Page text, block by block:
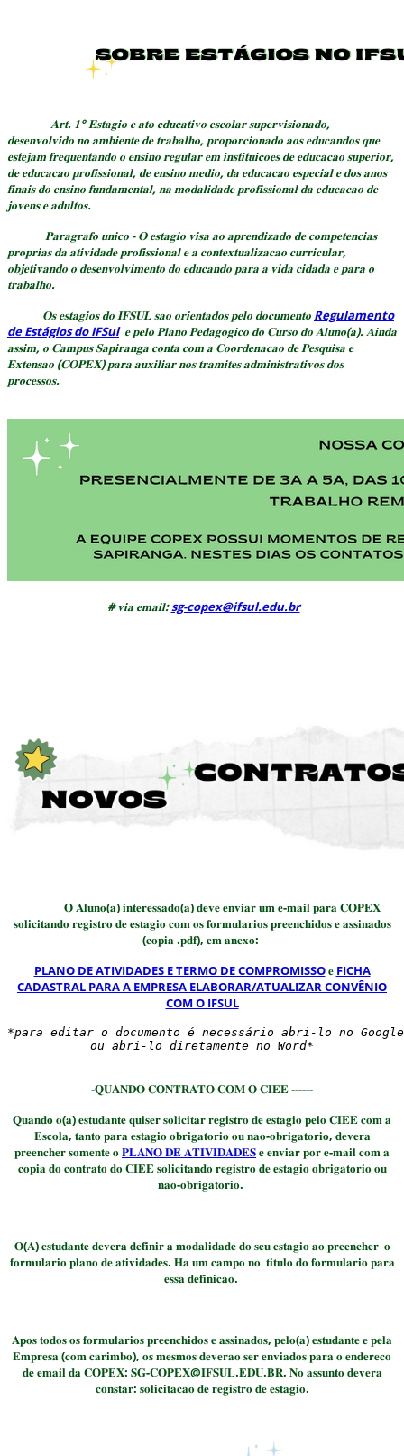
𝐀𝐫𝐭. 𝟏° 𝐄𝐬𝐭𝐚𝐠𝐢𝐨 𝐞 𝐚𝐭𝐨 𝐞𝐝𝐮𝐜𝐚𝐭𝐢𝐯𝐨 𝐞𝐬𝐜𝐨𝐥𝐚𝐫 𝐬𝐮𝐩𝐞𝐫𝐯𝐢𝐬𝐢𝐨𝐧𝐚𝐝𝐨,
𝐝𝐞𝐬𝐞𝐧𝐯𝐨𝐥𝐯𝐢𝐝𝐨 𝐧𝐨 𝐚𝐦𝐛𝐢𝐞𝐧𝐭𝐞 𝐝𝐞 𝐭𝐫𝐚𝐛𝐚𝐥𝐡𝐨, 𝐩𝐫𝐨𝐩𝐨𝐫𝐜𝐢𝐨𝐧𝐚𝐝𝐨 𝐚𝐨𝐬 𝐞𝐝𝐮𝐜𝐚𝐧𝐝𝐨𝐬 𝐪𝐮𝐞
𝐞𝐬𝐭𝐞𝐣𝐚𝐦 𝐟𝐫𝐞𝐪𝐮𝐞𝐧𝐭𝐚𝐧𝐝𝐨 𝐨 𝐞𝐧𝐬𝐢𝐧𝐨 𝐫𝐞𝐠𝐮𝐥𝐚𝐫 𝐞𝐦 𝐢𝐧𝐬𝐭𝐢𝐭𝐮𝐢𝐜𝐨𝐞𝐬 𝐝𝐞 𝐞𝐝𝐮𝐜𝐚𝐜𝐚𝐨 𝐬𝐮𝐩𝐞𝐫𝐢𝐨𝐫,
𝐝𝐞 𝐞𝐝𝐮𝐜𝐚𝐜𝐚𝐨 𝐩𝐫𝐨𝐟𝐢𝐬𝐬𝐢𝐨𝐧𝐚𝐥, 𝐝𝐞 𝐞𝐧𝐬𝐢𝐧𝐨 𝐦𝐞𝐝𝐢𝐨, 𝐝𝐚 𝐞𝐝𝐮𝐜𝐚𝐜𝐚𝐨 𝐞𝐬𝐩𝐞𝐜𝐢𝐚𝐥 𝐞 𝐝𝐨𝐬 𝐚𝐧𝐨𝐬
𝐟𝐢𝐧𝐚𝐢𝐬 𝐝𝐨 𝐞𝐧𝐬𝐢𝐧𝐨 𝐟𝐮𝐧𝐝𝐚𝐦𝐞𝐧𝐭𝐚𝐥, 𝐧𝐚 𝐦𝐨𝐝𝐚𝐥𝐢𝐝𝐚𝐝𝐞 𝐩𝐫𝐨𝐟𝐢𝐬𝐬𝐢𝐨𝐧𝐚𝐥 𝐝𝐚 𝐞𝐝𝐮𝐜𝐚𝐜𝐚𝐨 𝐝𝐞
𝐣𝐨𝐯𝐞𝐧𝐬 𝐞 𝐚𝐝𝐮𝐥𝐭𝐨𝐬.
𝐏𝐚𝐫𝐚𝐠𝐫𝐚𝐟𝐨 𝐮𝐧𝐢𝐜𝐨 - 𝐎 𝐞𝐬𝐭𝐚𝐠𝐢𝐨 𝐯𝐢𝐬𝐚 𝐚𝐨 𝐚𝐩𝐫𝐞𝐧𝐝𝐢𝐳𝐚𝐝𝐨 𝐝𝐞 𝐜𝐨𝐦𝐩𝐞𝐭𝐞𝐧𝐜𝐢𝐚𝐬
𝐩𝐫𝐨𝐩𝐫𝐢𝐚𝐬 𝐝𝐚 𝐚𝐭𝐢𝐯𝐢𝐝𝐚𝐝𝐞 𝐩𝐫𝐨𝐟𝐢𝐬𝐬𝐢𝐨𝐧𝐚𝐥 𝐞 𝐚 𝐜𝐨𝐧𝐭𝐞𝐱𝐭𝐮𝐚𝐥𝐢𝐳𝐚𝐜𝐚𝐨 𝐜𝐮𝐫𝐫𝐢𝐜𝐮𝐥𝐚𝐫,
𝐨𝐛𝐣𝐞𝐭𝐢𝐯𝐚𝐧𝐝𝐨 𝐨 𝐝𝐞𝐬𝐞𝐧𝐯𝐨𝐥𝐯𝐢𝐦𝐞𝐧𝐭𝐨 𝐝𝐨 𝐞𝐝𝐮𝐜𝐚𝐧𝐝𝐨 𝐩𝐚𝐫𝐚 𝐚 𝐯𝐢𝐝𝐚 𝐜𝐢𝐝𝐚𝐝𝐚 𝐞 𝐩𝐚𝐫𝐚 𝐨
𝐭𝐫𝐚𝐛𝐚𝐥𝐡𝐨.
𝐎𝐬 𝐞𝐬𝐭𝐚𝐠𝐢𝐨𝐬 𝐝𝐨 𝐈𝐅𝐒𝐔𝐋 𝐬𝐚𝐨 𝐨𝐫𝐢𝐞𝐧𝐭𝐚𝐝𝐨𝐬 𝐩𝐞𝐥𝐨 𝐝𝐨𝐜𝐮𝐦𝐞𝐧𝐭𝐨 Regulamento
de Estágios do IFSul𝐞 𝐩𝐞𝐥𝐨 𝐏𝐥𝐚𝐧𝐨 𝐏𝐞𝐝𝐚𝐠𝐨𝐠𝐢𝐜𝐨 𝐝𝐨 𝐂𝐮𝐫𝐬𝐨 𝐝𝐨 𝐀𝐥𝐮𝐧𝐨(𝐚). 𝐀𝐢𝐧𝐝𝐚
𝐚𝐬𝐬𝐢𝐦, 𝐨 𝐂𝐚𝐦𝐩𝐮𝐬 𝐒𝐚𝐩𝐢𝐫𝐚𝐧𝐠𝐚 𝐜𝐨𝐧𝐭𝐚 𝐜𝐨𝐦 𝐚 𝐂𝐨𝐨𝐫𝐝𝐞𝐧𝐚𝐜𝐚𝐨 𝐝𝐞 𝐏𝐞𝐬𝐪𝐮𝐢𝐬𝐚 𝐞
𝐄𝐱𝐭𝐞𝐧𝐬𝐚𝐨 (𝐂𝐎𝐏𝐄𝐗) 𝐩𝐚𝐫𝐚 𝐚𝐮𝐱𝐢𝐥𝐢𝐚𝐫 𝐧𝐨𝐬 𝐭𝐫𝐚𝐦𝐢𝐭𝐞𝐬 𝐚𝐝𝐦𝐢𝐧𝐢𝐬𝐭𝐫𝐚𝐭𝐢𝐯𝐨𝐬 𝐝𝐨𝐬
𝐩𝐫𝐨𝐜𝐞𝐬𝐬𝐨𝐬.
# 𝐯𝐢𝐚 𝐞𝐦𝐚𝐢𝐥:sg-copex@ifsul.edu.br
𝐎 𝐀𝐥𝐮𝐧𝐨(𝐚) 𝐢𝐧𝐭𝐞𝐫𝐞𝐬𝐬𝐚𝐝𝐨(𝐚) 𝐝𝐞𝐯𝐞 𝐞𝐧𝐯𝐢𝐚𝐫 𝐮𝐦 𝐞-𝐦𝐚𝐢𝐥 𝐩𝐚𝐫𝐚 𝐂𝐎𝐏𝐄𝐗
𝐬𝐨𝐥𝐢𝐜𝐢𝐭𝐚𝐧𝐝𝐨 𝐫𝐞𝐠𝐢𝐬𝐭𝐫𝐨 𝐝𝐞 𝐞𝐬𝐭𝐚𝐠𝐢𝐨 𝐜𝐨𝐦 𝐨𝐬 𝐟𝐨𝐫𝐦𝐮𝐥𝐚𝐫𝐢𝐨𝐬 𝐩𝐫𝐞𝐞𝐧𝐜𝐡𝐢𝐝𝐨𝐬 𝐞 𝐚𝐬𝐬𝐢𝐧𝐚𝐝𝐨𝐬
(𝐜𝐨𝐩𝐢𝐚 .𝐩𝐝𝐟), 𝐞𝐦 𝐚𝐧𝐞𝐱𝐨:
PLANO DE ATIVIDADES E TERMO DE COMPROMISSO𝐞 FICHA
CADASTRAL PARA A EMPRESA ELABORAR/ATUALIZAR CONVÊNIO
COM O IFSUL
*para editar o documento é necessário abri-lo no
ou abri-lo diretamente no Word*
-𝐐𝐔𝐀𝐍𝐃𝐎 𝐂𝐎𝐍𝐓𝐑𝐀𝐓𝐎 𝐂𝐎𝐌 𝐎 𝐂𝐈𝐄𝐄 ------
𝐐𝐮𝐚𝐧𝐝𝐨 𝐨(𝐚) 𝐞𝐬𝐭𝐮𝐝𝐚𝐧𝐭𝐞 𝐪𝐮𝐢𝐬𝐞𝐫 𝐬𝐨𝐥𝐢𝐜𝐢𝐭𝐚𝐫 𝐫𝐞𝐠𝐢𝐬𝐭𝐫𝐨 𝐝𝐞 𝐞𝐬𝐭𝐚𝐠𝐢𝐨 𝐩𝐞𝐥𝐨 𝐂𝐈𝐄𝐄 𝐜𝐨𝐦 𝐚
𝐄𝐬𝐜𝐨𝐥𝐚, 𝐭𝐚𝐧𝐭𝐨 𝐩𝐚𝐫𝐚 𝐞𝐬𝐭𝐚𝐠𝐢𝐨 𝐨𝐛𝐫𝐢𝐠𝐚𝐭𝐨𝐫𝐢𝐨 𝐨𝐮 𝐧𝐚𝐨-𝐨𝐛𝐫𝐢𝐠𝐚𝐭𝐨𝐫𝐢𝐨, 𝐝𝐞𝐯𝐞𝐫𝐚
𝐩𝐫𝐞𝐞𝐧𝐜𝐡𝐞𝐫 𝐬𝐨𝐦𝐞𝐧𝐭𝐞 𝐨𝐏𝐋𝐀𝐍𝐎 𝐃𝐄 𝐀𝐓𝐈𝐕𝐈𝐃𝐀𝐃𝐄𝐒𝐞 𝐞𝐧𝐯𝐢𝐚𝐫 𝐩𝐨𝐫 𝐞-𝐦𝐚𝐢𝐥 𝐜𝐨𝐦 𝐚
𝐜𝐨𝐩𝐢𝐚 𝐝𝐨 𝐜𝐨𝐧𝐭𝐫𝐚𝐭𝐨 𝐝𝐨 𝐂𝐈𝐄𝐄 𝐬𝐨𝐥𝐢𝐜𝐢𝐭𝐚𝐧𝐝𝐨 𝐫𝐞𝐠𝐢𝐬𝐭𝐫𝐨 𝐝𝐞 𝐞𝐬𝐭𝐚𝐠𝐢𝐨 𝐨𝐛𝐫𝐢𝐠𝐚𝐭𝐨𝐫𝐢𝐨 𝐨𝐮
𝐧𝐚𝐨-𝐨𝐛𝐫𝐢𝐠𝐚𝐭𝐨𝐫𝐢𝐨.
𝐎(𝐀) 𝐞𝐬𝐭𝐮𝐝𝐚𝐧𝐭𝐞 𝐝𝐞𝐯𝐞𝐫𝐚 𝐝𝐞𝐟𝐢𝐧𝐢𝐫 𝐚 𝐦𝐨𝐝𝐚𝐥𝐢𝐝𝐚𝐝𝐞 𝐝𝐨 𝐬𝐞𝐮 𝐞𝐬𝐭𝐚𝐠𝐢𝐨 𝐚𝐨 𝐩𝐫𝐞𝐞𝐧𝐜𝐡𝐞𝐫 𝐨
𝐟𝐨𝐫𝐦𝐮𝐥𝐚𝐫𝐢𝐨 𝐩𝐥𝐚𝐧𝐨 𝐝𝐞 𝐚𝐭𝐢𝐯𝐢𝐝𝐚𝐝𝐞𝐬. 𝐇𝐚 𝐮𝐦 𝐜𝐚𝐦𝐩𝐨 𝐧𝐨 𝐭𝐢𝐭𝐮𝐥𝐨 𝐝𝐨 𝐟𝐨𝐫𝐦𝐮𝐥𝐚𝐫𝐢𝐨 𝐩𝐚𝐫𝐚
𝐞𝐬𝐬𝐚 𝐝𝐞𝐟𝐢𝐧𝐢𝐜𝐚𝐨.
𝐀𝐩𝐨𝐬 𝐭𝐨𝐝𝐨𝐬 𝐨𝐬 𝐟𝐨𝐫𝐦𝐮𝐥𝐚𝐫𝐢𝐨𝐬 𝐩𝐫𝐞𝐞𝐧𝐜𝐡𝐢𝐝𝐨𝐬 𝐞 𝐚𝐬𝐬𝐢𝐧𝐚𝐝𝐨𝐬, 𝐩𝐞𝐥𝐨(𝐚) 𝐞𝐬𝐭𝐮𝐝𝐚𝐧𝐭𝐞 𝐞 𝐩𝐞𝐥𝐚
𝐄𝐦𝐩𝐫𝐞𝐬𝐚 (𝐜𝐨𝐦 𝐜𝐚𝐫𝐢𝐦𝐛𝐨), 𝐨𝐬 𝐦𝐞𝐬𝐦𝐨𝐬 𝐝𝐞𝐯𝐞𝐫𝐚𝐨 𝐬𝐞𝐫 𝐞𝐧𝐯𝐢𝐚𝐝𝐨𝐬 𝐩𝐚𝐫𝐚 𝐨 𝐞𝐧𝐝𝐞𝐫𝐞𝐜𝐨
𝐝𝐞 𝐞𝐦𝐚𝐢𝐥 𝐝𝐚 𝐂𝐎𝐏𝐄𝐗: 𝐒𝐆-𝐂𝐎𝐏𝐄𝐗@𝐈𝐅𝐒𝐔𝐋.𝐄𝐃𝐔.𝐁𝐑. 𝐍𝐨 𝐚𝐬𝐬𝐮𝐧𝐭𝐨 𝐝𝐞𝐯𝐞𝐫𝐚
𝐜𝐨𝐧𝐬𝐭𝐚𝐫: 𝐬𝐨𝐥𝐢𝐜𝐢𝐭𝐚𝐜𝐚𝐨 𝐝𝐞 𝐫𝐞𝐠𝐢𝐬𝐭𝐫𝐨 𝐝𝐞 𝐞𝐬𝐭𝐚𝐠𝐢𝐨.